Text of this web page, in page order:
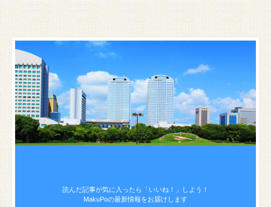
読んだ記事が気に入ったら 「いいね！」しよう！
MakuPoの最新情報をお届けします